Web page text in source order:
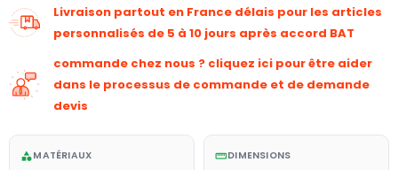
Livraison partout en France délais pour les articles
personnalisés de 5 à 10 jours après accord BAT
commande chez nous ? cliquez ici pour être aider
dans le processus de commande et de demande
devis
categoryMATÉRIAUX straightenDIMENSIONS